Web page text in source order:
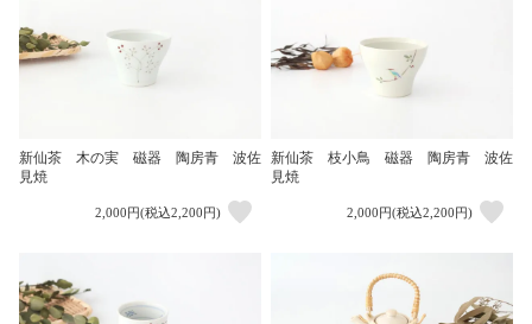
新仙茶 木の実 磁器 陶房青 波佐
見焼
2,000円(税込2,200円)
新仙茶 枝小鳥 磁器 陶房青 波佐
見焼
2,000円(税込2,200円)